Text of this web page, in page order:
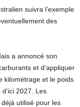
suivra l’exemple
des
a annoncé son
et d’appliquer
kilométrage et le poids
2027. Les
utilisé pour les